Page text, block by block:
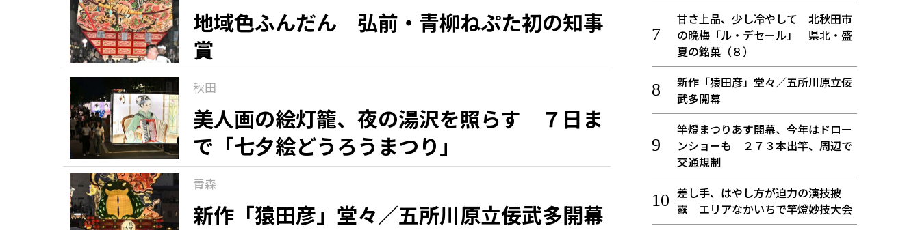
地域色ふんだん 弘前・青柳ねぷた初の知事
賞
秋田
美人画の絵灯籠、夜の湯沢を照らす ７日ま
で「七夕絵どうろうまつり」
青森
新作「猿田彦」堂々／五所川原立佞武多開幕
甘さ上品、少し冷やして 北秋田市
の晩梅「ル・デセール」 県北・盛
夏の銘菓（８）
新作「猿田彦」堂々／五所川原立佞
武多開幕
竿燈まつりあす開幕、今年はドロー
ンショーも ２７３本出竿、周辺で
交通規制
差し手、はやし方が迫力の演技披
露 エリアなかいちで竿燈妙技大会